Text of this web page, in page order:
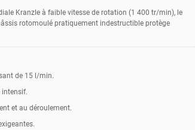
Kranzle à faible vitesse de rotation (1 400 tr/min), le
rotomoulé pratiquement indestructible protège
de 15 l/min.
intensif.
et au déroulement.